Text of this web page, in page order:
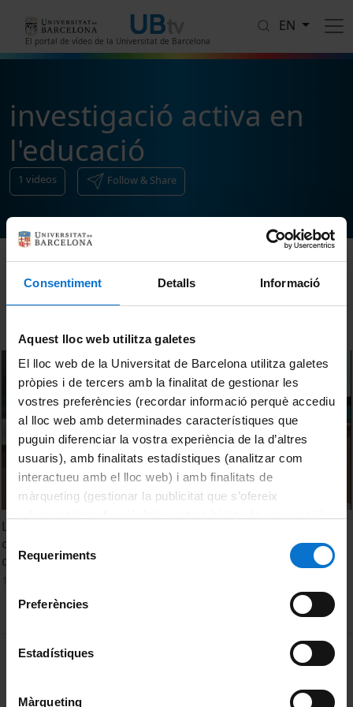
Consentiment Detalls Informació
Aquest lloc web utilitza galetes
El lloc web de la Universitat de Barcelona utilitza galetes
pròpies i de tercers amb la finalitat de gestionar les
vostres preferències (recordar informació perquè accediu
al lloc web amb determinades característiques que
puguin diferenciar la vostra experiència de la d’altres
usuaris), amb finalitats estadístiques (analitzar com
interactueu amb el lloc web) i amb finalitats de
màrqueting (gestionar la publicitat que s’ofereix
consultar laPolítica de galetes del lloc web de la
Selecció
de Requeriments
Preferències
Estadístiques
Màrqueting
El portal de vídeo de la Universitat de Barcelona
EN
investigació activa en
l'educació
1 videos Follow & Share
Sort
La documentación narrativa de experiencias pedagógicas
como estrategia de investigación-formación-acción
docente
MENÚ PEU 1